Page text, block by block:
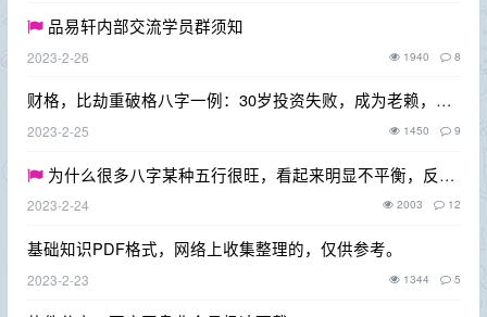
品易轩内部交流学员群须知
2023-2-26 1940 8
财格，比劫重破格八字一例：30岁投资失败，成为老赖，欠
款八十多万。
2023-2-25 1450 9
为什么很多八字某种五行很旺，看起来明显不平衡，反而
不见凶？
2023-2-24 2003 12
基础知识PDF格式，网络上收集整理的，仅供参考。
2023-2-23 1344 5